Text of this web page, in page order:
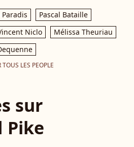
Paradis
Pascal Bataille
Niclo
Mélissa Theuriau
TOUS LES PEOPLE
sur
Pike